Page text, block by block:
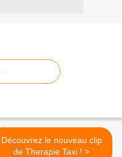
Découvrez le nouveau clip
de Therapie Taxi ! >